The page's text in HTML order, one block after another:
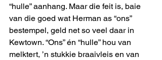
“hulle” aanhang. Maar die feit is, baie
van die goed wat Herman as “ons”
bestempel, geld net so veel daar in
Kewtown. “Ons” én “hulle” hou van
melktert, ’n stukkie braaivleis en van